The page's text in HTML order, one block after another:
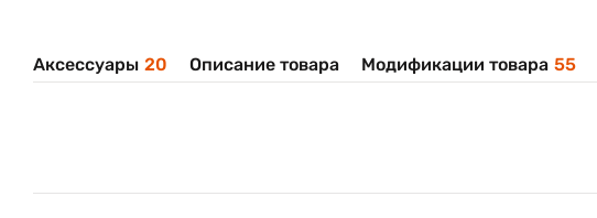
Аксессуары 20 Описание товара Модификации товара 55